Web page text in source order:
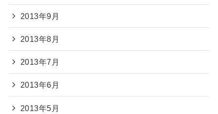
2013年9月
2013年8月
2013年7月
2013年6月
2013年5月